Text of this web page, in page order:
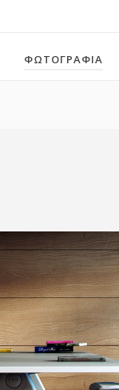
ΦΩΤΟΓΡΑΦΙΑ